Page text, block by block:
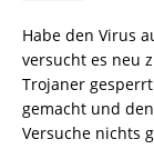
Habe den Virus
versucht es neu
Trojaner
gemacht und
Versuche nichts